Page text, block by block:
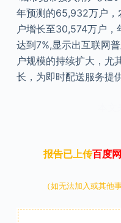
年预测的65,932万户，
户增长至30,574万户，
达到7%,显示出互联网
户规模的持续扩大，尤
长，为即时配送服务提
报告已上传百度
（如无法加入或其他